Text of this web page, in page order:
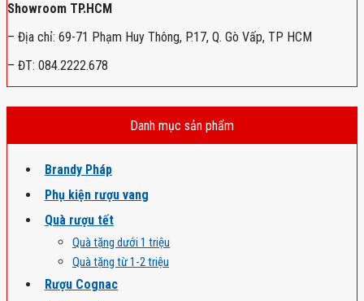
Showroom TP.HCM
– Địa chỉ: 69-71 Phạm Huy Thông, P.17, Q. Gò Vấp, TP HCM
– ĐT: 084.2222.678
Danh mục sản phẩm
Brandy Pháp
Phụ kiện rượu vang
Quà rượu tết
Quà tặng dưới 1 triệu
Quà tặng từ 1-2 triệu
Rượu Cognac